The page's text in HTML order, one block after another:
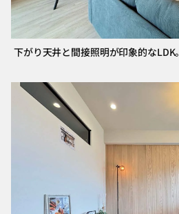
下がり天井と間接照明が印象的なLDK。